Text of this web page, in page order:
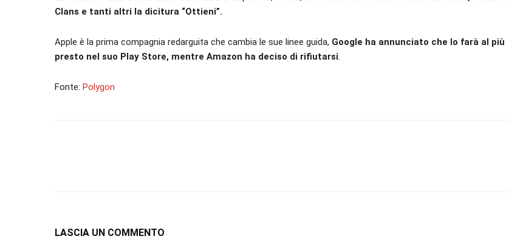
Clans e tanti altri la dicitura “Ottieni”.
Apple è la prima compagnia redarguita che cambia le sue linee guida, Google ha annunciato che lo farà al più
presto nel suo Play Store, mentre Amazon ha deciso di rifiutarsi.
Fonte: Polygon
LASCIA UN COMMENTO